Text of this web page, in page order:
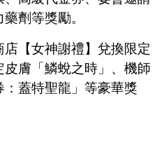
劑等獎勵。
【女神謝禮】兌換限定
皮膚 「 鱗蛻之時 」 、機師
：蓋特聖龍 」 等豪華獎